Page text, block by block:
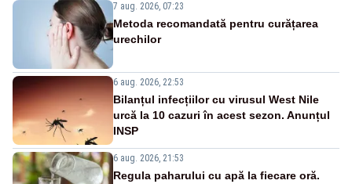
7 aug. 2026, 07:23
Metoda recomandată pentru curățarea
urechilor
6 aug. 2026, 22:53
Bilanțul infecțiilor cu virusul West Nile
urcă la 10 cazuri în acest sezon. Anunțul
INSP
6 aug. 2026, 21:53
Regula paharului cu apă la fiecare oră.